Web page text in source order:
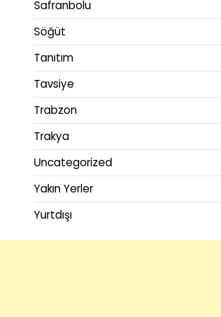
Safranbolu
Söğüt
Tanıtım
Tavsiye
Trabzon
Trakya
Uncategorized
Yakın Yerler
Yurtdışı